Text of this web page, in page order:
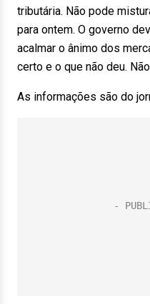
tributária. Não pode
para ontem. O governo
acalmar o ânimo dos
certo e o que não deu.
As informações são do